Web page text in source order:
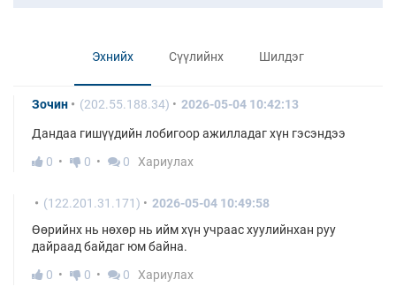
Эхнийх Сүүлийнх Шилдэг
Зочин (202.55.188.34) 2026-05-04 10:42:13
Дандаа гишүүдийн лобигоор ажилладаг хүн гэсэндээ
0
0 0 Хариулах
(122.201.31.171)
2026-05-04 10:49:58
Өөрийнх нь нөхөр нь ийм хүн учраас хуулийнхан руу
дайраад байдаг юм байна.
0
0 0 Хариулах